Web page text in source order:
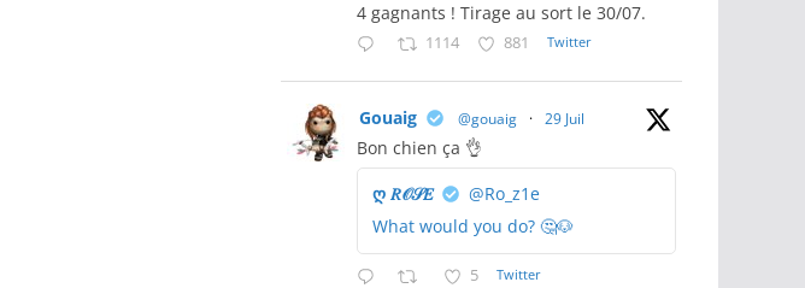
4 gagnants ! Tirage au sort le 30/07.
1114 881 Twitter
Gouaig @gouaig · 29 Juil
Bon chien ça 👌
ღ 𝑅𝒪𝒮𝐸
@Ro_z1e
What would you do? 🤔🐶
5 Twitter